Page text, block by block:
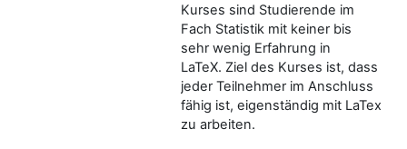
Kurses sind Studierende im
Fach Statistik mit keiner bis
sehr wenig Erfahrung in
LaTeX. Ziel des Kurses ist, dass
jeder Teilnehmer im Anschluss
fähig ist, eigenständig mit LaTex
zu arbeiten.